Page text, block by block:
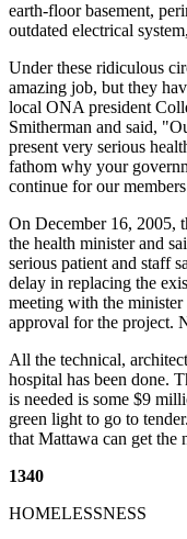
earth-floor basement,
outdated electrical
Under these ridiculous
amazing job, but they
local ONA president
Smitherman and said,
present very serious
fathom why your
continue for our
On December 16, 2005,
the health minister and
serious patient and staff
delay in replacing the
meeting with the minister
approval for the project.
All the technical,
hospital has been done.
is needed is some $9
green light to go to
that Mattawa can get the
1340
HOMELESSNESS